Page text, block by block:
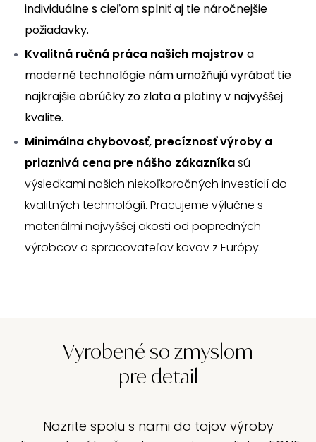
individuálne s cieľom splniť aj tie náročnejšie
požiadavky.
Kvalitná ručná práca našich majstrova
moderné technológie nám umožňujú vyrábať tie
najkrajšie obrúčky zo zlata a platiny v najvyššej
kvalite.
Minimálna chybovosť, precíznosť výroby a
priaznivá cena pre nášho zákazníkasú
výsledkami našich niekoľkoročných investícií do
kvalitných technológií. Pracujeme výlučne s
materiálmi najvyššej akosti od popredných
výrobcov a spracovateľov kovov z Európy.
Vyrobené so zmyslom
pre detail
Nazrite spolu s nami do tajov výroby